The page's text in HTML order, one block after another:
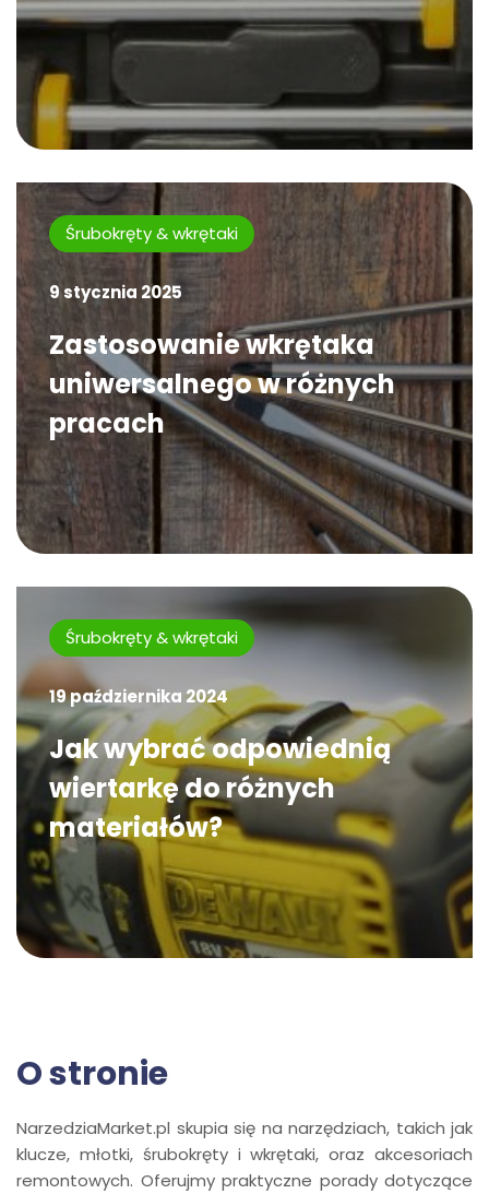
Śrubokręty & wkrętaki
9 stycznia 2025
Zastosowanie wkrętaka
uniwersalnego w różnych
pracach
Śrubokręty & wkrętaki
19 października 2024
Jak wybrać odpowiednią
wiertarkę do różnych
materiałów?
O stronie
NarzedziaMarket.pl skupia się na narzędziach, takich jak
klucze, młotki, śrubokręty i wkrętaki, oraz akcesoriach
remontowych. Oferujmy praktyczne porady dotyczące